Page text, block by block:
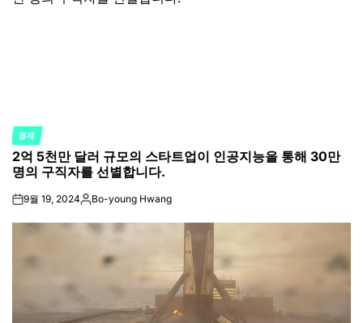
POSTED
IN
경제
2억 5천만 달러 규모의 스타트업이 인공지능을 통해 30만
명의 구직자를 선별합니다.
on9월 19, 2024Posted
Bo-young Hwang